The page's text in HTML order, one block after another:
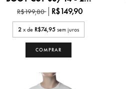
R$199,80 R$149,90
2 x de R$74,95 sem juros
COMPRAR